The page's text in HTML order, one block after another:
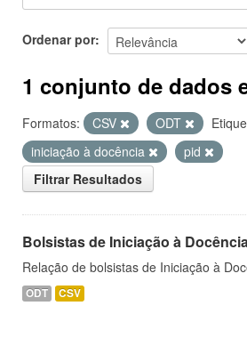
Sobre
Ordenar por
1 conjunto de dados
Formatos: CSV ODT
iniciação à docência
pid
Filtrar Resultados
Bolsistas de Iniciação à
Relação de bolsistas de Iniciação à
ODT CSV